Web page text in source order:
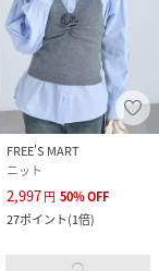
FREE'S MART
ニット
2,997円 50%OFF
27ポイント(1倍)